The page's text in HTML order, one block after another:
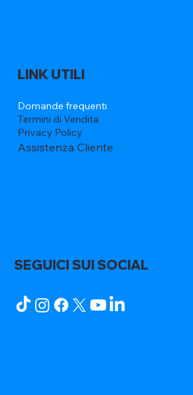
LINK UTILI
Domande frequenti
Termini di Vendita
Privacy Policy
Assistenza Cliente
SEGUICI SUI SOCIAL